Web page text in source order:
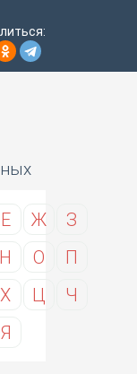
Е Ж
З
Н О
П
Х Ц
Ч
Я